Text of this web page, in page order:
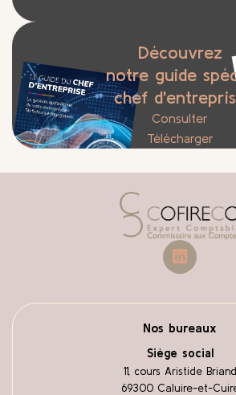
Découvrez
notre guide
chef
Consulter
Télécharger
Accueil
linkedin
Nos bureaux
Siège social
11, cours Aristide Briand
69300 Caluire-et-